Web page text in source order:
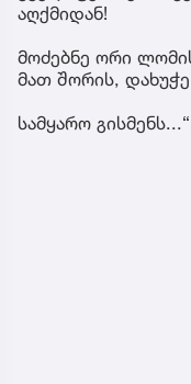
აღქმიდან!
მოძებნე ორი
მათ შორის,
სამყარო